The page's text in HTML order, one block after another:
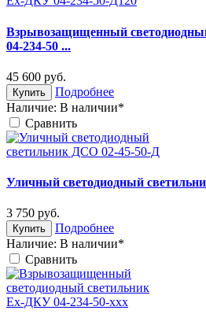
Взрывозащищенный
04-234-50 ...
45 600 руб.
Купить
Подробнее
Наличие: В наличии*
Cравнить
Уличный светодиодный
3 750 руб.
Купить
Подробнее
Наличие: В наличии*
Cравнить